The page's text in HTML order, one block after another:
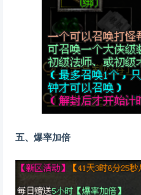
五、爆率加倍